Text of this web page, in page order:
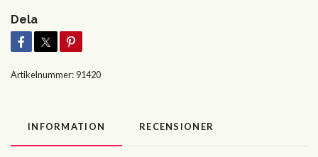
Dela
Artikelnummer:91420
INFORMATION RECENSIONER